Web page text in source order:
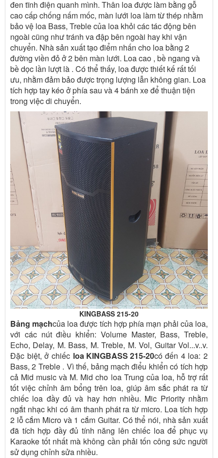
đen tĩnh điện quanh mình. Thân loa được làm bằng gỗ
cao cấp chống nấm mốc, màn lưới loa làm từ thép nhằm
bảo vệ loa Bass, Treble của loa khỏi các tác động bên
ngoài cũng như tránh va đập bên ngoài hay khi vận
chuyển. Nhà sản xuất tạo điểm nhấn cho loa bằng 2
đường viền đỏ ở 2 bên màn lưới. Loa cao , bề ngang và
bề dọc lần lượt là . Có thể thấy, loa được thiết kế rất tối
ưu, nhằm đảm bảo được trọng lượng lẫn không gian. Loa
tích hợp tay kéo ở phía sau và 4 bánh xe để thuận tiện
trong việc di chuyển.
KINGBASS 215-20
Bảng mạchcủa loa được tích hợp phía mạn phải của loa,
với các nút điều khiển: Volume Master, Bass, Treble,
Echo, Delay, M. Bass, M. Treble, M. Vol, Guitar Vol...v..v.
Đặc biệt, ở chiếc loa KINGBASS 215-20có đến 4 loa: 2
Bass, 2 Treble . Vì thế, bảng mạch điểu khiển có tích hợp
cả Mid music và M. Mid cho loa Trung của loa, hỗ trợ rất
tốt việc chỉnh âm bổng trên loa, giúp âm sắc phát ra từ
chiếc loa đầy đủ và hay hơn nhiều. Mic Priority nhằm
ngắt nhạc khi có âm thanh phát ra từ micro. Loa tích hợp
2 lỗ cắm Micro và 1 cắm Guitar. Có thể nói, nhà sản xuất
đã tích hợp đầy đủ tính năng lên chiếc loa để phục vụ
Karaoke tốt nhất mà không cần phải tốn công sức người
sử dụng chỉnh sửa nhiều.